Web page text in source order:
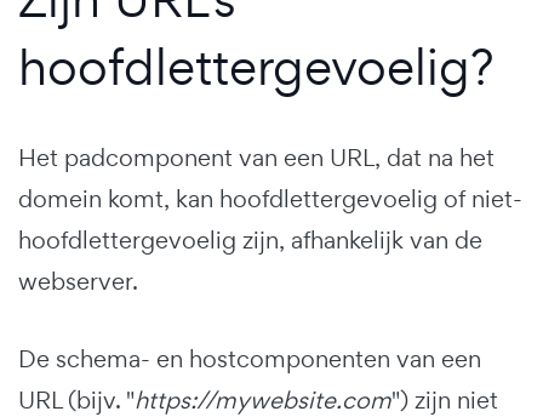
hoofdlettergevoelig?
Het padcomponent van een URL, dat na het
domein komt, kan hoofdlettergevoelig of niet-
hoofdlettergevoelig zijn, afhankelijk van de
webserver.
De schema- en hostcomponenten van een
URL (bijv. "https://mywebsite.com") zijn niet